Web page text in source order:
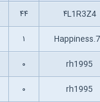
۴L1R3Z4 ۴۴
rh1995 ۰
rh1995 ۰